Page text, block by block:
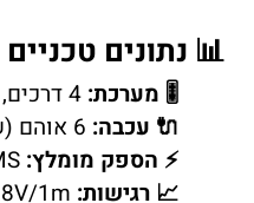
📊 נתונים טכניים
🎚️ מערכת:
🔌 עכבה:
⚡ הספק מומלץ:
📈 רגישות: